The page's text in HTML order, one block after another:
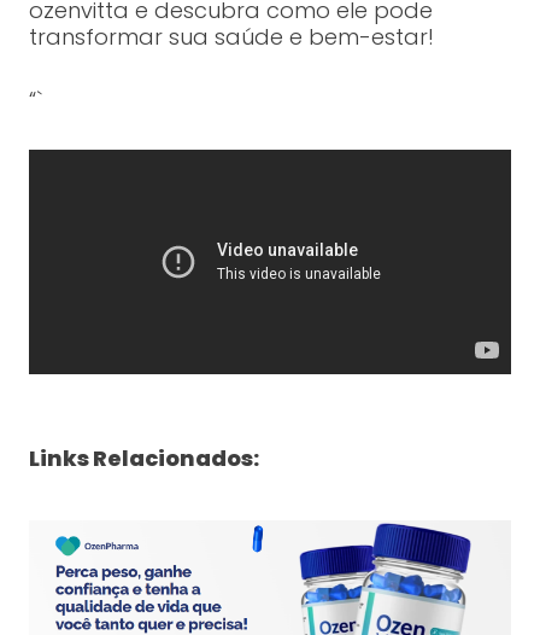
ozenvitta e descubra como ele pode
transformar sua saúde e bem-estar!
“`
Links Relacionados: